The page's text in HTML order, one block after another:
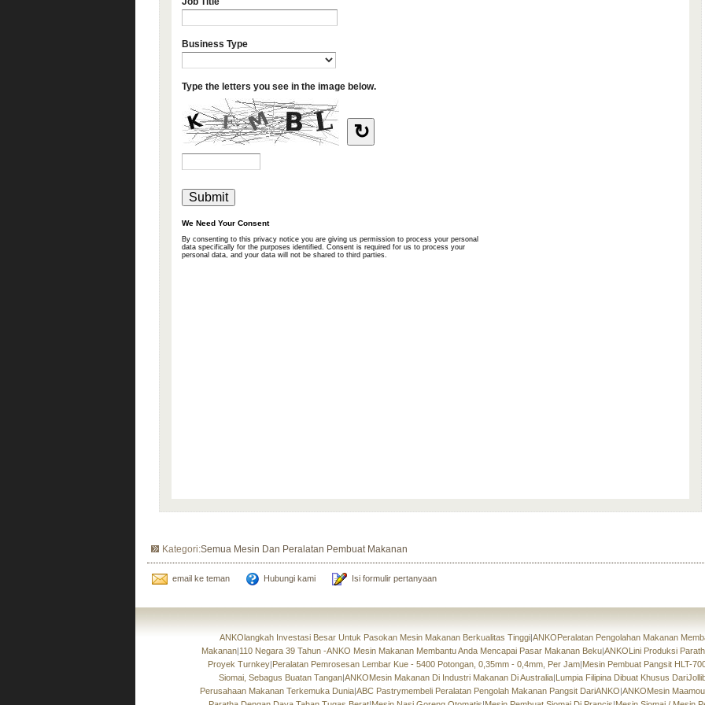
Kategori:Semua Mesin Dan Peralatan Pembuat Makanan
email ke teman Hubungi kami Isi formulir pertanyaan
ANKOlangkah Investasi Besar Untuk Pasokan Mesin Makanan Berkualitas Tinggi|ANKOPeralatan Pengolahan Makanan
Makanan|110 Negara 39 Tahun -ANKO Mesin Makanan Membantu Anda Mencapai Pasar Makanan Beku|ANKOLini Produksi
Proyek Turnkey|Peralatan Pemrosesan Lembar Kue - 5400 Potongan, 0,35mm - 0,4mm, Per Jam|Mesin Pembuat Pangsit HLT-
Siomai, Sebagus Buatan Tangan|ANKOMesin Makanan Di Industri Makanan Di Australia|Lumpia Filipina Dibuat Khusus
Perusahaan Makanan Terkemuka Dunia|ABC Pastrymembeli Peralatan Pengolah Makanan Pangsit DariANKO|ANKOMesin